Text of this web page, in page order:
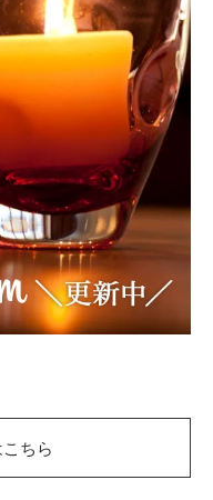
ちら